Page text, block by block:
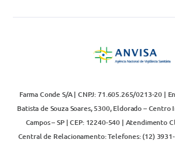
Farma Conde S/A | CNPJ: 71.605.265/0213-20 |
Batista de Souza Soares, 5300, Eldorado – Centro
Campos – SP | CEP: 12240-540 | Atendimento
Central de Relacionamento: Telefones: (12)